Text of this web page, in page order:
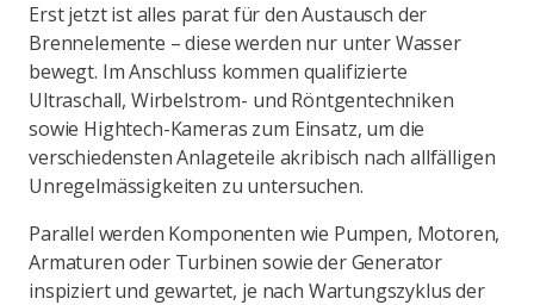
Erst jetzt ist alles parat für den Austausch der
Brennelemente – diese werden nur unter Wasser
bewegt. Im Anschluss kommen qualifizierte
Ultraschall, Wirbelstrom- und Röntgentechniken
sowie Hightech-Kameras zum Einsatz, um die
verschiedensten Anlageteile akribisch nach allfälligen
Unregelmässigkeiten zu untersuchen.
Parallel werden Komponenten wie Pumpen, Motoren,
Armaturen oder Turbinen sowie der Generator
inspiziert und gewartet, je nach Wartungszyklus der